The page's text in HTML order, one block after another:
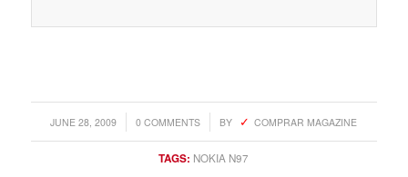
JUNE 28, 2009
/ 0 COMMENTS
/ BY COMPRAR MAGAZINE
TAGS: NOKIA N97